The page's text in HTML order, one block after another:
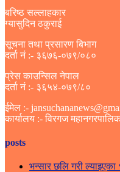
बरिष्ठ सल्लाहकार
ग्यासुदिन ठकुराई
सूचना तथा प्रसारण बिभाग
दर्ता नं :- ३६७६-०७९/०८०
प्रेस काउन्सिल नेपाल
दर्ता नं :- ३६५४-०७९/८०
ईमेल :-
कार्यालय :- विरगज
posts
भन्सार छलि गरी